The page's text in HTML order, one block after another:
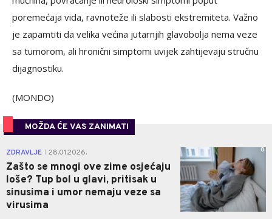
poremećaja vida, ravnoteže ili slabosti ekstremiteta. Važno
je zapamtiti da velika većina jutarnjih glavobolja nema veze
sa tumorom, ali hronični simptomi uvijek zahtijevaju stručnu
dijagnostiku.
(MONDO)
MOŽDA ĆE VAS ZANIMATI
ZDRAVLJE 28.01.2026.
Zašto se mnogi ove zime osjećaju
loše? Tup bol u glavi, pritisak u
sinusima i umor nemaju veze sa
virusima
0